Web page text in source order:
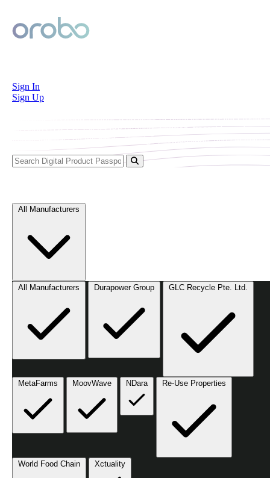
Sign In
Sign Up
Welcome to Orobo’s public repository of published Digital Product
Passports (DPPs). Each DPP provides verified, traceable, and
immutable data on the product’s origin, composition, and circularity.
All Manufacturers
All Manufacturers Durapower Group GLC Recycle Pte. Ltd.
MetaFarms MoovWave NDara Re-Use Properties
World Food Chain Xctuality